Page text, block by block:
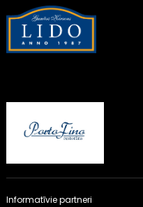
Informatīvie partneri